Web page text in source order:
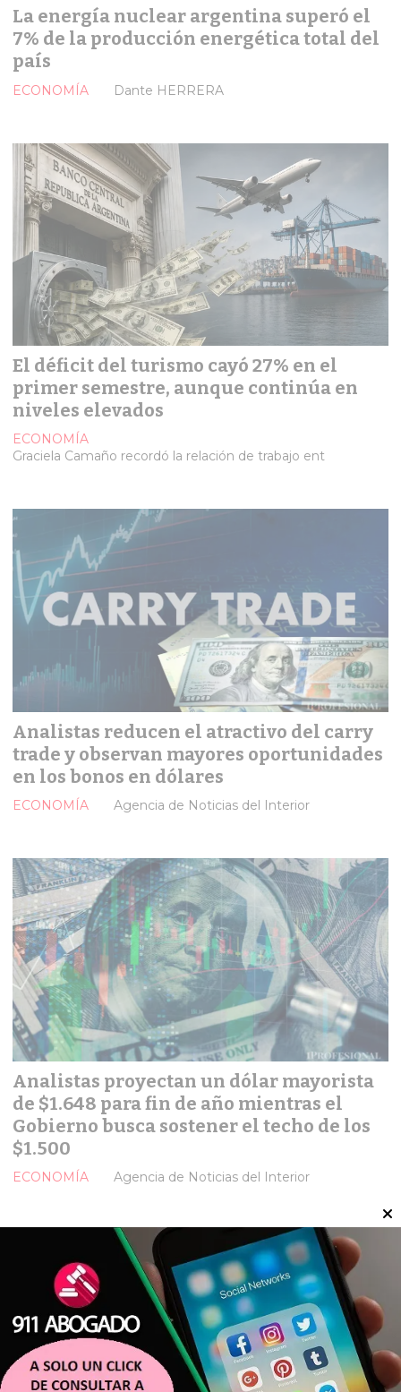
La energía nuclear argentina superó el
7% de la producción energética total del
país
Dante HERRERA
ECONOMÍA
El déficit del turismo cayó 27% en el
primer semestre, aunque continúa en
niveles elevados
Graciela Camaño recordó la relación de trabajo ent
ECONOMÍA
Analistas reducen el atractivo del carry
trade y observan mayores oportunidades
en los bonos en dólares
Agencia de Noticias del Interior
ECONOMÍA
Analistas proyectan un dólar mayorista
de $1.648 para fin de año mientras el
Gobierno busca sostener el techo de los
$1.500
Agencia de Noticias del Interior
ECONOMÍA